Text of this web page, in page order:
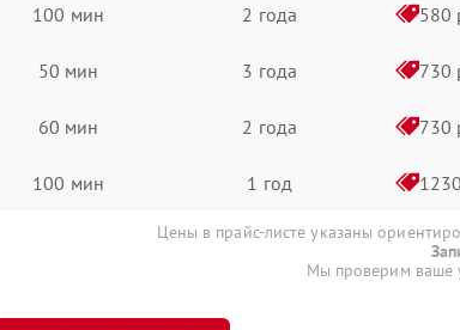
100 мин 2 года 580
50 мин 3 года 730
60 мин 2 года 730
100 мин 1 год
Цены в прайс-листе указаны
Мы проверим ваше